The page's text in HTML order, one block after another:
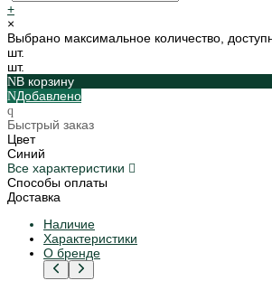
+
×
Выбрано максимальное количество,
шт.
шт.
В корзину
Добавлено
Быстрый заказ
Цвет
Синий
Все характеристики
Способы оплаты
Доставка
Наличие
Характеристики
О бренде